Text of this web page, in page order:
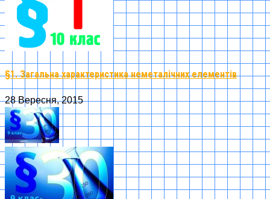
§1. Загальна характеристика неметалічних елементів
28 Вересня, 2015